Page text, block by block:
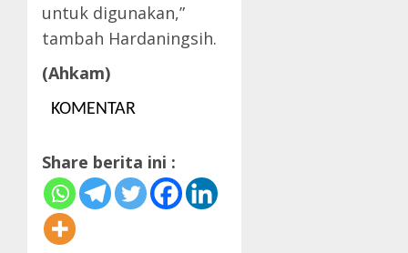
untuk digunakan,”
tambah Hardaningsih.
(Ahkam)
KOMENTAR
Share berita ini :